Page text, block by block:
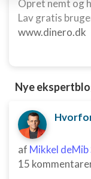
Opret nemt og
Lav gratis
www.dinero.dk
Nye
af Mikkel deMib
15
enhed
Bruge
Bruge profiler til
Oprette profiler
Bruge profiler til